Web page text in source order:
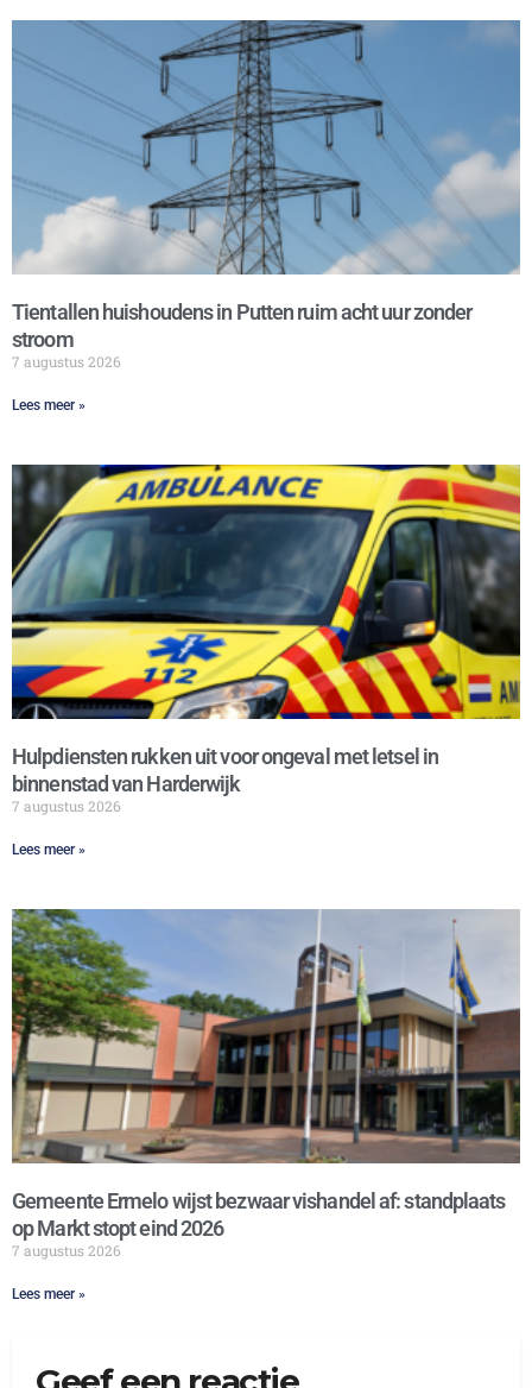
Tientallen huishoudens in Putten ruim acht uur zonder
stroom
7 augustus 2026
Lees meer »
Hulpdiensten rukken uit voor ongeval met letsel in
binnenstad van Harderwijk
7 augustus 2026
Lees meer »
Gemeente Ermelo wijst bezwaar vishandel af: standplaats
op Markt stopt eind 2026
7 augustus 2026
Lees meer »